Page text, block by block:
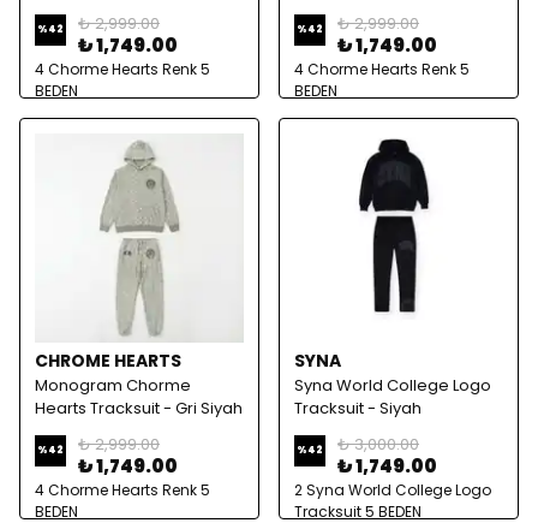
%42 ₺ 2,999.00
₺ 1,749.00
4 Chorme Hearts Renk 5
BEDEN
%42 ₺ 2,999.00
₺ 1,749.00
4 Chorme Hearts Renk 5
BEDEN
CHROME HEARTS
Monogram Chorme
Hearts Tracksuit - Gri Siyah
%42 ₺ 2,999.00
₺ 1,749.00
4 Chorme Hearts Renk 5
BEDEN
SYNA
Syna World College Logo
Tracksuit - Siyah
%42 ₺ 3,000.00
₺ 1,749.00
2 Syna World College Logo
Tracksuit 5 BEDEN